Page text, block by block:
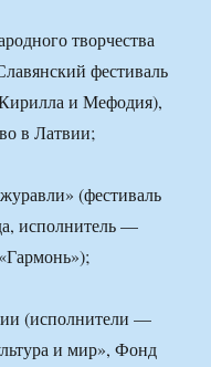
творчества
фестиваль
и Мефодия),
в Латвии;
(фестиваль
исполнитель —
(исполнители —
и мир», Фонд